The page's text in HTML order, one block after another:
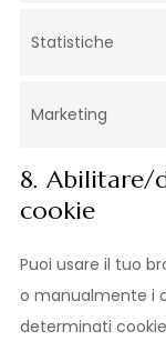
Statistiche
Marketing
8. Abilitare/
cookie
Puoi usare il tuo
o manualmente i
determinati